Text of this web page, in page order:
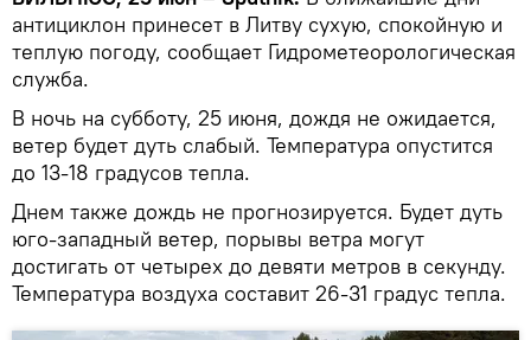
антициклон принесет в Литву сухую, спокойную и
теплую погоду, сообщает Гидрометеорологическая
служба.
В ночь на субботу, 25 июня, дождя не ожидается,
ветер будет дуть слабый. Температура опустится
до 13-18 градусов тепла.
Днем также дождь не прогнозируется. Будет дуть
юго-западный ветер, порывы ветра могут
достигать от четырех до девяти метров в секунду.
Температура воздуха составит 26-31 градус тепла.